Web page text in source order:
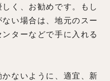
く、お勧めです。もし
い場合は、地元のスー
ターなどで手に入れる
ないように、適宜、新